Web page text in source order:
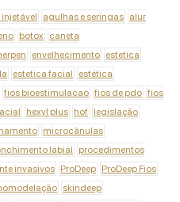
agulhas e seringas alur
botox caneta
envelhecimento estetica
estetica facial
estética
fios bioestimulacao fios de pdo fios
hexyl plus hof legislação
microcânulas
labial
procedimentos
invasivos ProDeep ProDeep Fios
skindeep